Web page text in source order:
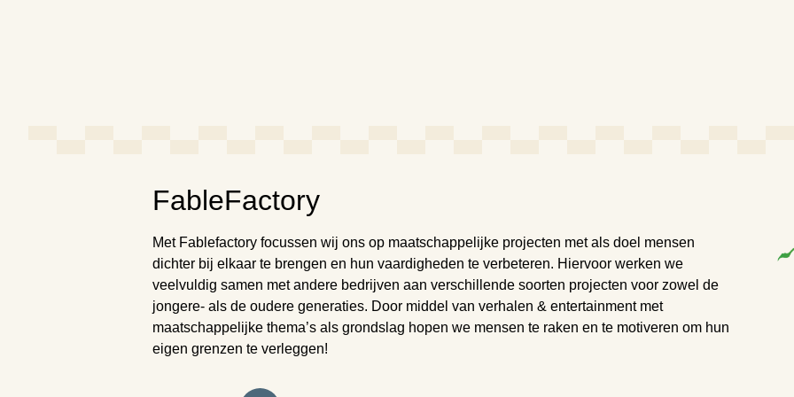
FableFactory
Met Fablefactory focussen wij ons op maatschappelijke projecten met als doel mensen
dichter bij elkaar te brengen en hun vaardigheden te verbeteren. Hiervoor werken we
veelvuldig samen met andere bedrijven aan verschillende soorten projecten voor zowel de
jongere- als de oudere generaties. Door middel van verhalen & entertainment met
maatschappelijke thema’s als grondslag hopen we mensen te raken en te motiveren om hun
eigen grenzen te verleggen!